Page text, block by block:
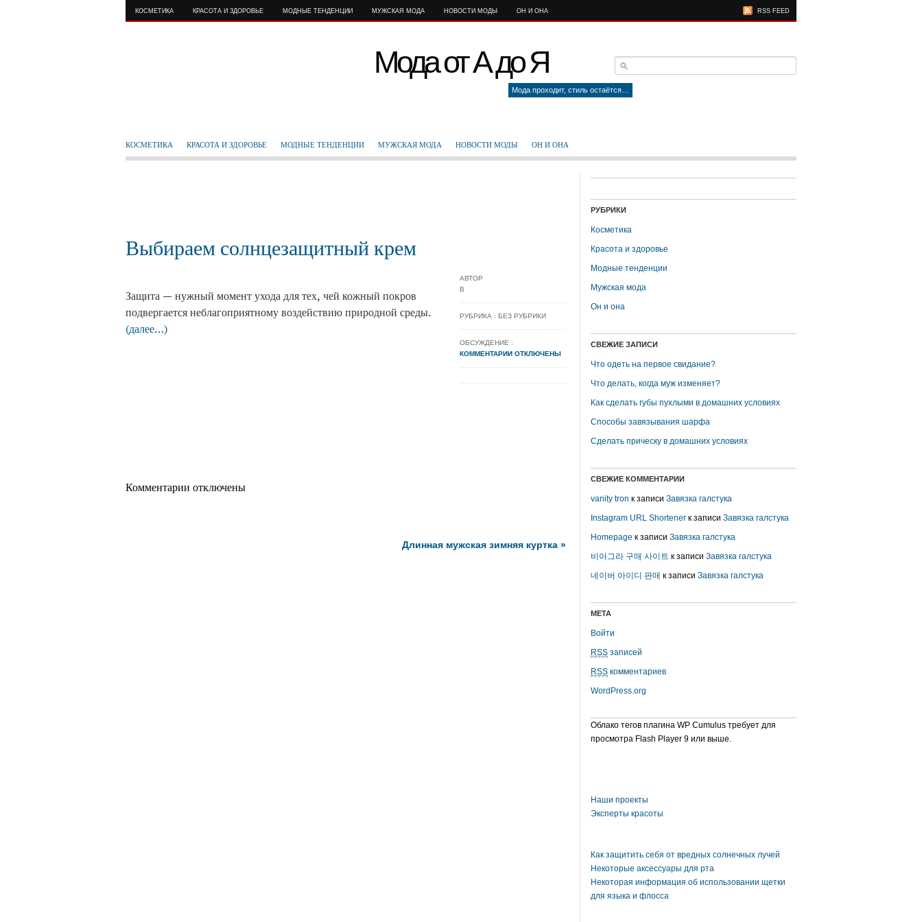
КОСМЕТИКА КРАСОТА И ЗДОРОВЬЕ МОДНЫЕ ТЕНДЕНЦИИ МУЖСКАЯ МОДА НОВОСТИ МОДЫ ОН И ОНА RSS FEED
Мода от А до Я
Мода проходит, стиль остаётся…
КОСМЕТИКА КРАСОТА И ЗДОРОВЬЕ МОДНЫЕ ТЕНДЕНЦИИ МУЖСКАЯ МОДА НОВОСТИ МОДЫ ОН И ОНА
Выбираем солнцезащитный крем
АВТОР
В
РУБРИКА : БЕЗ РУБРИКИ
ОБСУЖДЕНИЕ :
КОММЕНТАРИИ ОТКЛЮЧЕНЫ
Защита — нужный момент ухода для тех, чей кожный покров
подвергается неблагоприятному воздействию природной среды.
(далее…)
Комментарии отключены
Длинная мужская зимняя куртка »
РУБРИКИ
Косметика
Красота и здоровье
Модные тенденции
Мужская мода
Он и она
СВЕЖИЕ ЗАПИСИ
Что одеть на первое свидание?
Что делать, когда муж изменяет?
Как сделать губы пухлыми в домашних условиях
Способы завязывания шарфа
Сделать прическу в домашних условиях
СВЕЖИЕ КОММЕНТАРИИ
vanity tron к записи Завязка галстука
Instagram URL Shortener к записи Завязка галстука
Homepage к записи Завязка галстука
비아그라 구매 사이트 к записи Завязка галстука
네이버 아이디 판매 к записи Завязка галстука
МЕТА
Войти
RSS записей
RSS комментариев
WordPress.org
Облако тегов плагина WP Cumulus требует для
просмотра Flash Player 9 или выше.
Наши проекты
Эксперты красоты
Как защитить себя от вредных солнечных лучей
Некоторые аксессуары для рта
Некоторая информация об использовании щетки
для языка и флосса